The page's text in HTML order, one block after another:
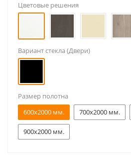
Цветовые решения
Вариант стекла (Двери)
Размер полотна
600x2000 мм.
700x2000 мм.
900x2000 мм.